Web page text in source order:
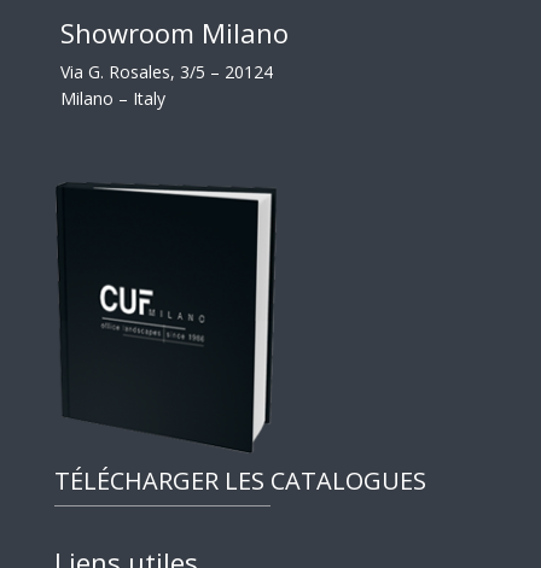
Showroom Milano
Via G. Rosales, 3/5 – 20124
Milano – Italy
TÉLÉCHARGER LES CATALOGUES